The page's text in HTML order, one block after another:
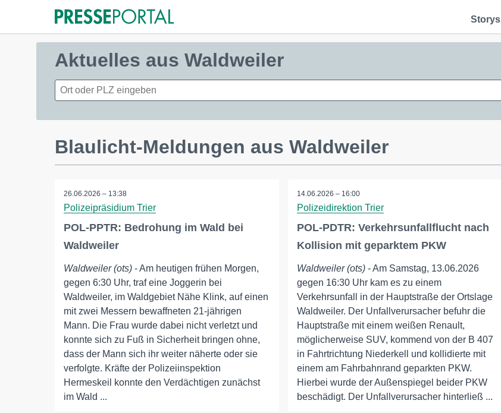
Storys
Aktuelles aus Waldweiler
Blaulicht-Meldungen aus Waldweiler
26.06.2026 – 13:38
Polizeipräsidium Trier
POL-PPTR: Bedrohung im Wald bei
Waldweiler
Waldweiler (ots) - Am heutigen frühen Morgen,
gegen 6:30 Uhr, traf eine Joggerin bei
Waldweiler, im Waldgebiet Nähe Klink, auf einen
mit zwei Messern bewaffneten 21-jährigen
Mann. Die Frau wurde dabei nicht verletzt und
konnte sich zu Fuß in Sicherheit bringen ohne,
dass der Mann sich ihr weiter näherte oder sie
verfolgte. Kräfte der Polizeiinspektion
Hermeskeil konnte den Verdächtigen zunächst
im Wald ...
14.06.2026 – 16:00
Polizeidirektion Trier
POL-PDTR: Verkehrsunfallflucht nach
Kollision mit geparktem PKW
Waldweiler (ots)- Am Samstag, 13.06.2026
gegen 16:30 Uhr kam es zu einem
Verkehrsunfall in der Hauptstraße der Ortslage
Waldweiler. Der Unfallverursacher befuhr die
Hauptstraße mit einem weißen Renault,
möglicherweise SUV, kommend von der B 407
in Fahrtrichtung Niederkell und kollidierte mit
einem am Fahrbahnrand geparkten PKW.
Hierbei wurde der Außenspiegel beider PKW
beschädigt. Der Unfallverursacher hinterließ ...